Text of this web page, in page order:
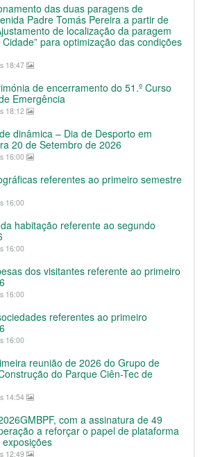
das duas paragens de
Padre Tomás Pereira a partir de
de localização da paragem
para optimização das condições
18:47
de encerramento do 51.º Curso
Emergência
18:12
dinâmica – Dia de Desporto em
20 de Setembro de 2026
16:00
referentes ao primeiro semestre
16:00
habitação referente ao segundo
16:00
dos visitantes referente ao primeiro
16:00
referentes ao primeiro
16:00
reunião de 2026 do Grupo de
do Parque Ciên-Tec de
14:54
com a assinatura de 49
a reforçar o papel de plataforma
12:49